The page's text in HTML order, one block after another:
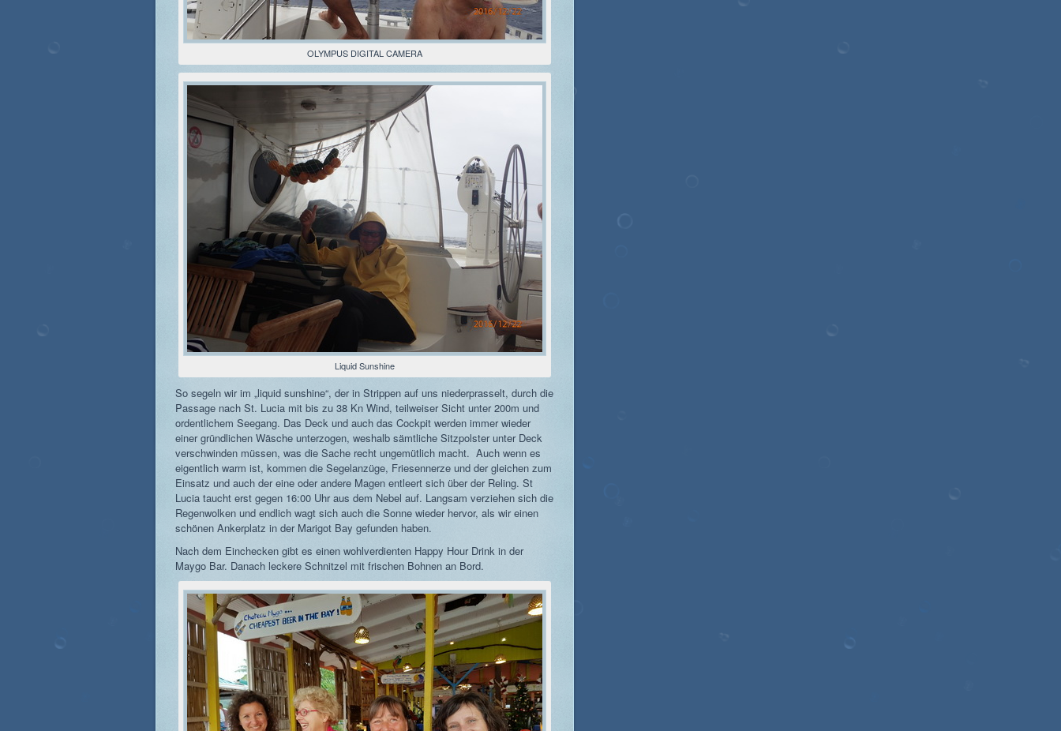
OLYMPUS DIGITAL CAMERA
Liquid Sunshine
So segeln wir im „liquid sunshine“, der in Strippen auf uns niederprasselt, durch die
Passage nach St. Lucia mit bis zu 38 Kn Wind, teilweiser Sicht unter 200m und
ordentlichem Seegang. Das Deck und auch das Cockpit werden immer wieder
einer gründlichen Wäsche unterzogen, weshalb sämtliche Sitzpolster unter Deck
verschwinden müssen, was die Sache recht ungemütlich macht. Auch wenn es
eigentlich warm ist, kommen die Segelanzüge, Friesennerze und der gleichen zum
Einsatz und auch der eine oder andere Magen entleert sich über der Reling. St
Lucia taucht erst gegen 16:00 Uhr aus dem Nebel auf. Langsam verziehen sich die
Regenwolken und endlich wagt sich auch die Sonne wieder hervor, als wir einen
schönen Ankerplatz in der Marigot Bay gefunden haben.
Nach dem Einchecken gibt es einen wohlverdienten Happy Hour Drink in der
Maygo Bar. Danach leckere Schnitzel mit frischen Bohnen an Bord.